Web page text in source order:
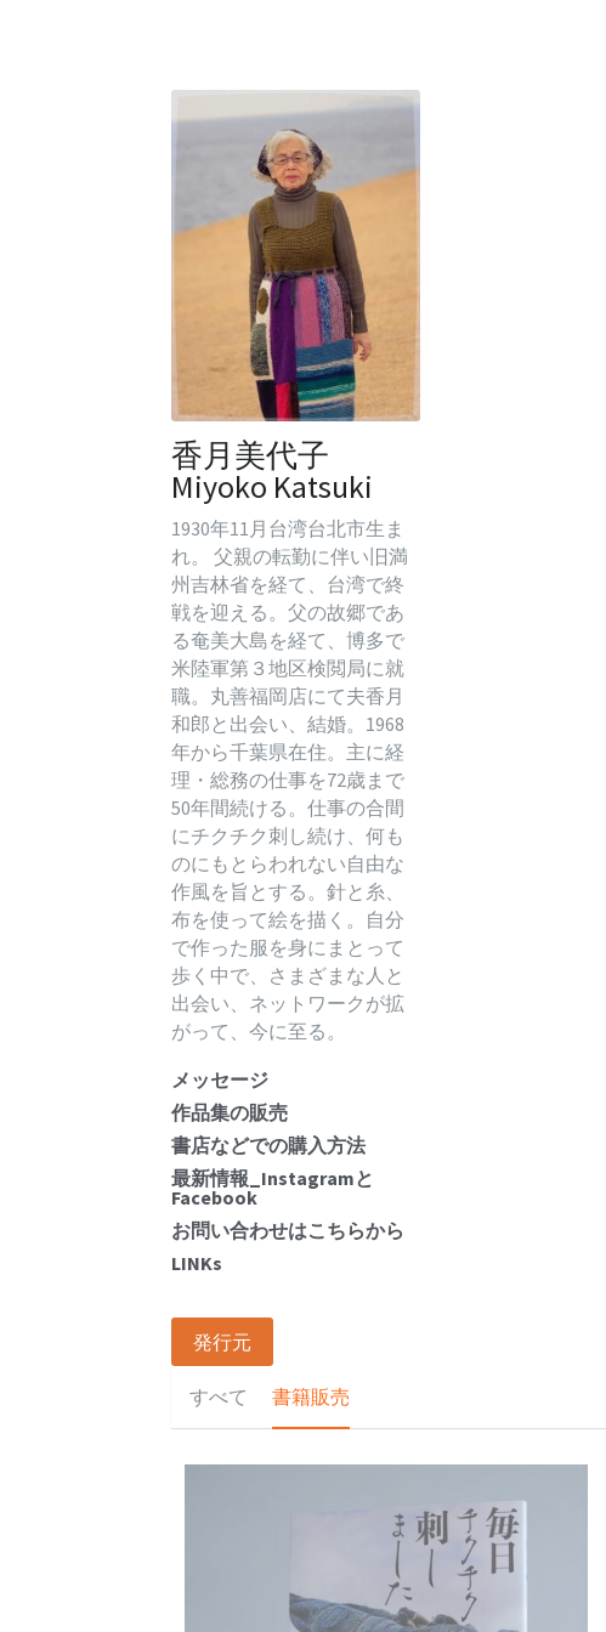
香月美代子
Miyoko Katsuki
1930年11月台湾台北市生ま
れ。 父親の転勤に伴い旧満
州吉林省を経て、台湾で終
戦を迎える。父の故郷であ
る奄美大島を経て、博多で
米陸軍第３地区検閲局に就
職。丸善福岡店にて夫香月
和郎と出会い、結婚。1968
年から千葉県在住。主に経
理・総務の仕事を72歳まで
50年間続ける。仕事の合間
にチクチク刺し続け、何も
のにもとらわれない自由な
作風を旨とする。針と糸、
布を使って絵を描く。自分
で作った服を身にまとって
歩く中で、さまざまな人と
出会い、ネットワークが拡
がって、今に至る。
メッセージ
作品集の販売
書店などでの購入方法
最新情報_Instagramと
Facebook
お問い合わせはこちらから
LINKs
発行元
すべて 書籍販売